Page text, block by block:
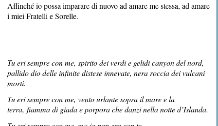
Affinché io possa imparare di nuovo ad amare me stessa, ad amare
i miei Fratelli e Sorelle.
Tu eri sempre con me, spirito dei verdi e gelidi canyon del nord,
pallido dio delle infinite distese innevate, nera roccia dei vulcani
morti.
Tu eri sempre con me, vento urlante sopra il mare e la
terra, fiamma di giada e porpora che danzi nella notte d’Islanda.